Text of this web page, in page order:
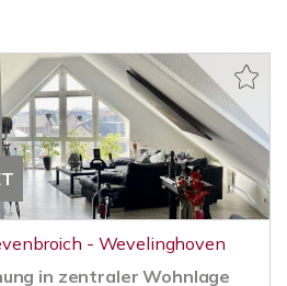
- Wevelinghoven
in zentraler Wohnlage